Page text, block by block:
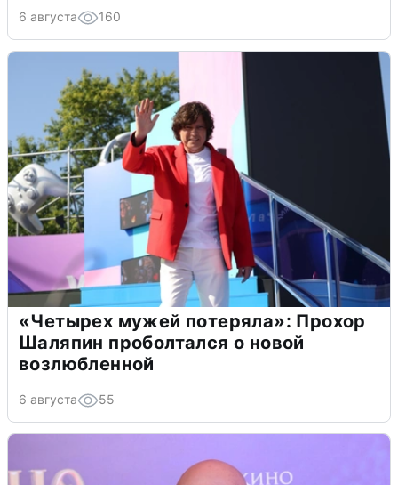
6 августа 160
«Четырех мужей потеряла»: Прохор
Шаляпин проболтался о новой
возлюбленной
6 августа 55